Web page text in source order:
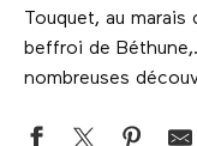
Touquet, au
beffroi de
nombreuses